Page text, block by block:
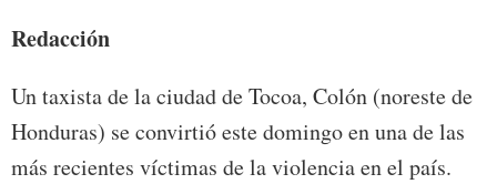
Redacción
Un taxista de la ciudad de Tocoa, Colón (noreste de
Honduras) se convirtió este domingo en una de las
más recientes víctimas de la violencia en el país.